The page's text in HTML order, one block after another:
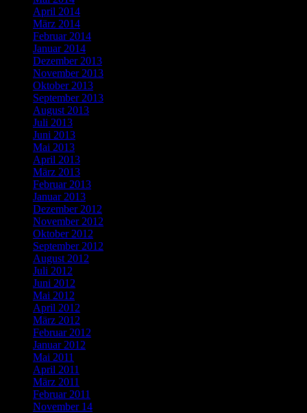
April 2014
März 2014
Februar 2014
Januar 2014
Dezember 2013
November 2013
Oktober 2013
September 2013
August 2013
Juli 2013
Juni 2013
Mai 2013
April 2013
März 2013
Februar 2013
Januar 2013
Dezember 2012
November 2012
Oktober 2012
September 2012
August 2012
Juli 2012
Juni 2012
Mai 2012
April 2012
März 2012
Februar 2012
Januar 2012
Mai 2011
April 2011
März 2011
Februar 2011
November 14